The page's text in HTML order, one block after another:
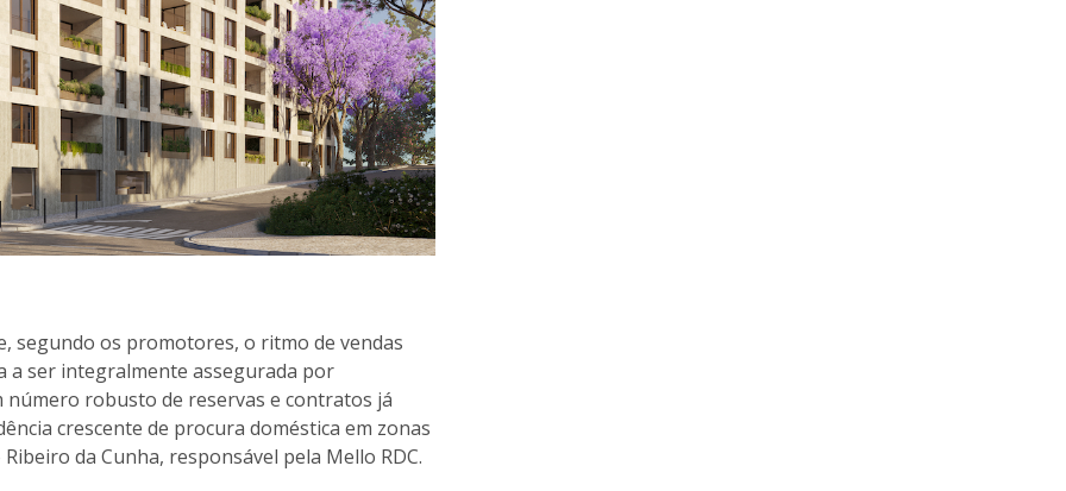
segundo os promotores, o ritmo de vendas
a ser integralmente assegurada por
número robusto de reservas e contratos já
crescente de procura doméstica em zonas
da Cunha, responsável pela Mello RDC.